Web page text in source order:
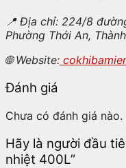
📍Địa chỉ: 224/8
Phường Thới An,
🌐Website:
Đánh giá
Chưa có đánh giá nào.
Hãy là người đầu
nhiệt 400L”